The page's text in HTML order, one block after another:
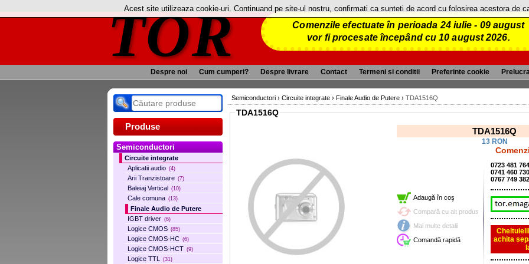
TOR
Comenzile efectuate în perioada 24 iulie - 09 august
vor fi procesate începând cu 10 august 2026.
Despre noi Cum cumperi? Despre livrare Contact Termeni si conditii Preferinte cookie
Produse
Semiconductori
Circuite integrate
Aplicatii audio (4)
Arii Tranzistoare (7)
Baleiaj Vertical (10)
Cale comuna (13)
Finale Audio de Putere
IGBT driver (6)
Logice CMOS (85)
Logice CMOS-HC (6)
Logice CMOS-HCT (9)
Logice TTL (31)
Semiconductori › Circuite integrate › Finale Audio de Putere › TDA1516Q
TDA1516Q
TDA1516Q
13 RON
Adaugă în coş
Compară cu alt produs
Mai multe detalii
Comandă rapidă
0723 481
0741 460
0767 749
achita
Acest site utilizeaza cookie-uri. Continuand pe site-ul nostru, confirmati ca sunteti de acord cu folosirea acestora de